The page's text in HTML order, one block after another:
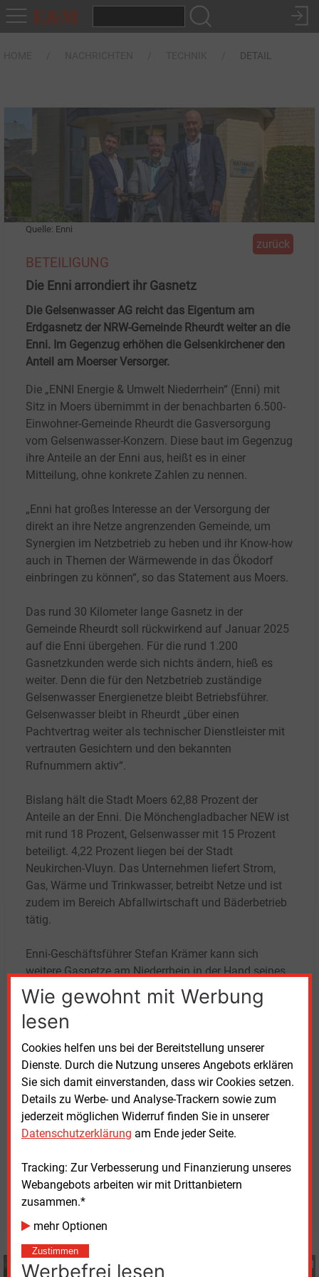
DETAIL
Wie gewohnt mit Werbung
lesen
Cookies helfen uns bei der Bereitstellung unserer
Dienste. Durch die Nutzung unseres Angebots erklären
Sie sich damit einverstanden, dass wir Cookies setzen.
Details zu Werbe- und Analyse-Trackern sowie zum
jederzeit möglichen Widerruf finden Sie in unserer
Datenschutzerklärung am Ende jeder Seite.
Tracking: Zur Verbesserung und Finanzierung unseres
Webangebots arbeiten wir mit Drittanbietern
zusammen.*
mehr Optionen
Zustimmen
Werbefrei lesen
Quelle: Enni
zurück
BETEILIGUNG
Die Enni arrondiert ihr Gasnetz
Die Gelsenwasser AG reicht das Eigentum am
Erdgasnetz der NRW-Gemeinde Rheurdt weiter an die
Enni. Im Gegenzug erhöhen die Gelsenkirchener den
Anteil am Moerser Versorger.
Die „ENNI Energie & Umwelt Niederrhein“ (Enni) mit
Sitz in Moers übernimmt in der benachbarten 6.500-
Einwohner-Gemeinde Rheurdt die Gasversorgung
vom Gelsenwasser-Konzern. Diese baut im Gegenzug
ihre Anteile an der Enni aus, heißt es in einer
Mitteilung, ohne konkrete Zahlen zu nennen.
„Enni hat großes Interesse an der Versorgung der
direkt an ihre Netze angrenzenden Gemeinde, um
Synergien im Netzbetrieb zu heben und ihr Know-how
auch in Themen der Wärmewende in das Ökodorf
einbringen zu können“, so das Statement aus Moers.
Das rund 30 Kilometer lange Gasnetz in der
Gemeinde Rheurdt soll rückwirkend auf Januar 2025
auf die Enni übergehen. Für die rund 1.200
Gasnetzkunden werde sich nichts ändern, hieß es
weiter. Denn die für den Netzbetrieb zuständige
Gelsenwasser Energienetze bleibt Betriebsführer.
Gelsenwasser bleibt in Rheurdt „über einen
Pachtvertrag weiter als technischer Dienstleister mit
vertrauten Gesichtern und den bekannten
Rufnummern aktiv“.
Bislang hält die Stadt Moers 62,88 Prozent der
Anteile an der Enni. Die Mönchengladbacher NEW ist
mit rund 18 Prozent, Gelsenwasser mit 15 Prozent
beteiligt. 4,22 Prozent liegen bei der Stadt
Neukirchen-Vluyn. Das Unternehmen liefert Strom,
Gas, Wärme und Trinkwasser, betreibt Netze und ist
zudem im Bereich Abfallwirtschaft und Bäderbetrieb
tätig.
Enni-Geschäftsführer Stefan Krämer kann sich
weitere Gasnetze am Niederrhein in der Hand seines
Unternehmens vorstellen. Wie es weiter heißt, wollen
Gelsenwasser und Enni „nach dem jetzigen Schritt
ihre Partnerschaft noch weiter ausbauen“.
Die Gelsenwasser AG in Gelsenkirchen ist eines der
größten deutschen Versorgungsunternehmen für
Strom, Erdgas, Wärme, Wasser und Abwasser. Das
Unternehmen befindet sich mehrheitlich im Besitz der
Städte Dortmund und Bochum.
Donnerstag, 28.08.2025, 13:25 Uhr
Stefan Sagmeister
© 2026 Energie & Management GmbH